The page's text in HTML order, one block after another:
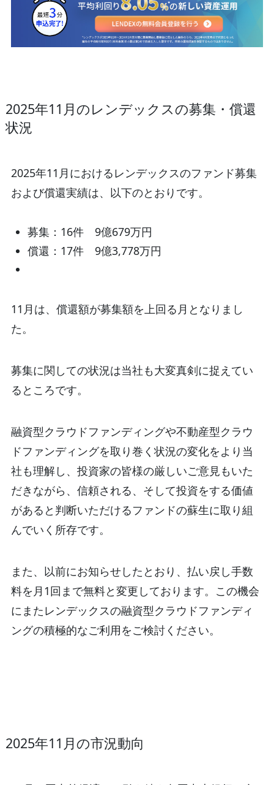
2025年11月のレンデックスの募集・償還
状況
2025年11月におけるレンデックスのファンド募集
および償還実績は、以下のとおりです。
募集：16件 9億679万円
償還：17件 9億3,778万円
11月は、償還額が募集額を上回る月となりまし
た。
募集に関しての状況は当社も大変真剣に捉えてい
るところです。
融資型クラウドファンディングや不動産型クラウ
ドファンディングを取り巻く状況の変化をより当
社も理解し、投資家の皆様の厳しいご意見もいた
だきながら、信頼される、そして投資をする価値
があると判断いただけるファンドの蘇生に取り組
んでいく所存です。
また、以前にお知らせしたとおり、払い戻し手数
料を月1回まで無料と変更しております。この機会
にまたレンデックスの融資型クラウドファンディ
ングの積極的なご利用をご検討ください。
2025年11月の市況動向